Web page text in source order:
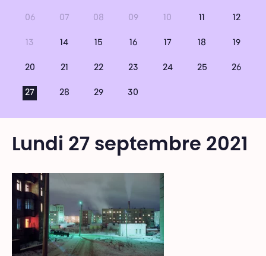
06 07 08 09 10 11 12
13 14 15 16 17 18 19
20 21 22 23 24 25 26
27 28 29 30
Lundi 27 septembre 2021